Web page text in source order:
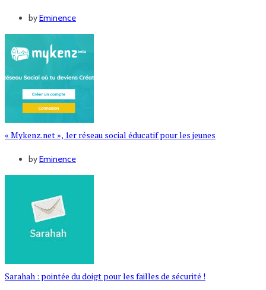
byEminence
« Mykenz.net », 1er réseau social éducatif pour les jeunes
byEminence
Sarahah : pointée du doigt pour les failles de sécurité !